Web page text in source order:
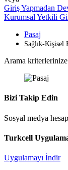
Giriş Yapmadan
Kurumsal Yetkili
Pasaj
Sağlık-Kişisel
Arama
Bizi Takip Edin
Sosyal medya
Turkcell
Uygulamayı İndir